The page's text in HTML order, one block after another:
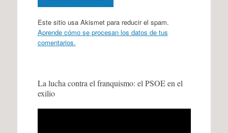
Este sitio usa Akismet para reducir el spam.
Aprende cómo se procesan los datos de tus
comentarios.
La lucha contra el franquismo: el PSOE en el
exilio